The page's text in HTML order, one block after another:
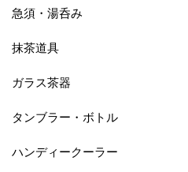
急須・湯呑み
抹茶道具
ガラス茶器
タンブラー・ボトル
ハンディークーラー